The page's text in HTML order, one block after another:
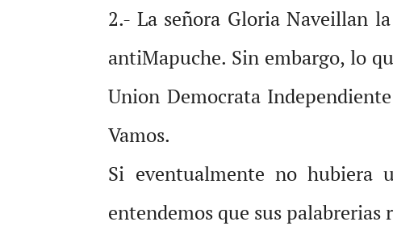
2.- La señora Gloria Naveillan
antiMapuche. Sin embargo, lo
Union Democrata
Vamos.
Si eventualmente no hubiera
entendemos que sus palabrerias